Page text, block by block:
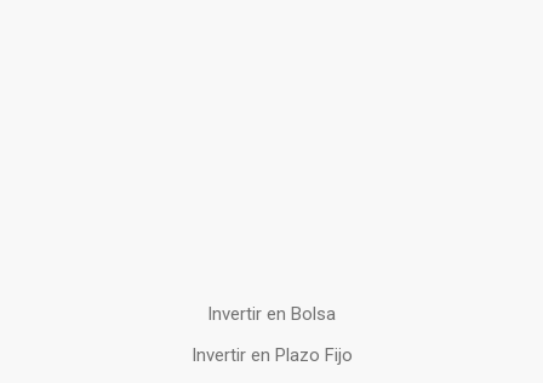
Invertir en Bolsa
Invertir en Plazo Fijo